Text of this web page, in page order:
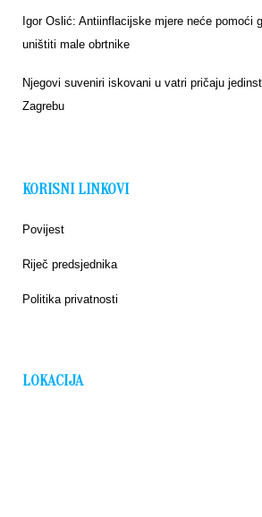
Igor Oslić: Antiinflacijske mjere neće pomoći
uništiti male obrtnike
Njegovi suveniri iskovani u vatri pričaju
Zagrebu
KORISNI LINKOVI
Povijest
Riječ predsjednika
Politika privatnosti
LOKACIJA